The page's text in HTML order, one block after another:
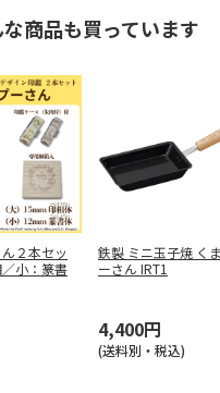
商品も買っています
２本セッ
小：篆書
鉄製 ミニ玉子焼 く
ーさん IRT1
4,400円
(送料別・税込)